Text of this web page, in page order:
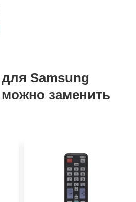
Samsung
можно заменить